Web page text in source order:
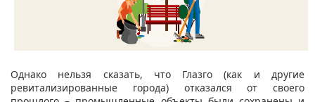
Однако нельзя сказать, что Глазго (как и другие
ревитализированные города) отказался от своего